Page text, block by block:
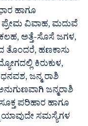
ಹಾಗೂ
ಪ್ರೇಮ ವಿವಾಹ, ಮದುವೆ
ಅತ್ತೆ-ಸೊಸೆ ಜಗಳ,
ತೊಂದರೆ, ಹಣಕಾಸು
ಕಿರುಕುಳ,
ಜನ್ಮ ರಾಶಿ
ಜನ್ಮರಾಶಿ
ಪರಿಹಾರ ಹಾಗೂ
ಯಾವುದೇ ಸಮಸ್ಯೆಗಳ